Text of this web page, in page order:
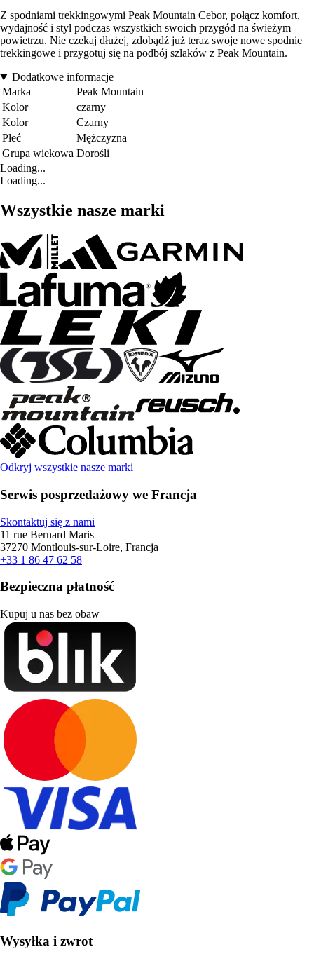
Z spodniami trekkingowymi Peak Mountain Cebor, połącz komfort,
wydajność i styl podczas wszystkich swoich przygód na świeżym
powietrzu. Nie czekaj dłużej, zdobądź już teraz swoje nowe spodnie
trekkingowe i przygotuj się na podbój szlaków z Peak Mountain.
Dodatkowe informacje
Marka
Peak Mountain
Kolor
czarny
Kolor
Czarny
Płeć
Mężczyzna
Grupa wiekowa Dorośli
Loading...
Loading...
Wszystkie nasze marki
Odkryj wszystkie nasze marki
Serwis posprzedażowy we Francja
Skontaktuj się z nami
11 rue Bernard Maris
37270 Montlouis-sur-Loire, Francja
+33 1 86 47 62 58
Bezpieczna płatność
Kupuj u nas bez obaw
Wysyłka i zwrot